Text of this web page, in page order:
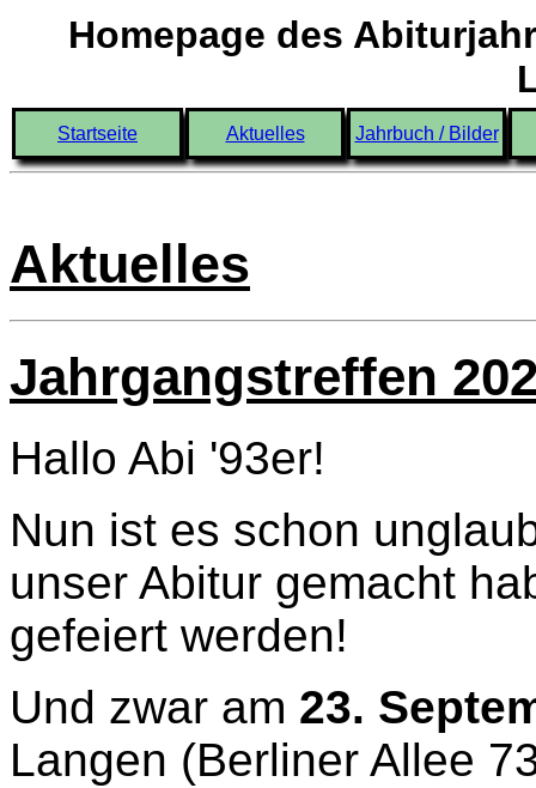
Homepage des
Startseite Aktuelles Jahrbuch / Bilder
Aktuelles
Jahrgangstreffen
Hallo Abi '93er!
Nun ist es schon
unser Abitur gemacht
gefeiert werden!
Und zwar am 23.
Langen (Berliner Allee